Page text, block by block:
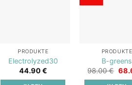
PRODUKTE
Electrolyzed30
44.90€
PRODUKTE
B-greens
98.00€